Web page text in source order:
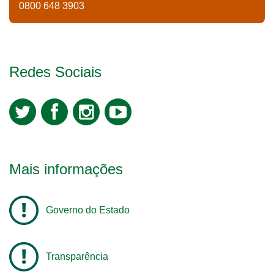
0800 648 3903
Redes Sociais
Mais informações
Governo do Estado
Transparência